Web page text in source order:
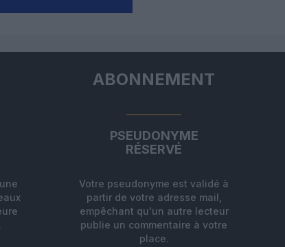
ABONNEMENT
PSEUDONYME
RÉSERVÉ
Votre pseudonyme est validé à
partir de votre adresse mail,
empêchant qu'un autre lecteur
publie un commentaire à votre
place.